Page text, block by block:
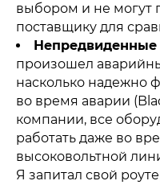
выбором и не могут
поставщику для
Непредвиденные
произошел
насколько надежно
во время аварии
компании, все
работать даже во
высоковольтной
Я запитал свой